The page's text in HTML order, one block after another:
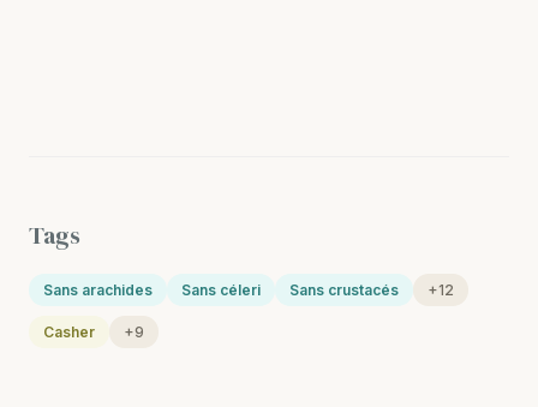
Tags
Sans arachides Sans céleri Sans crustacés +12
Casher +9